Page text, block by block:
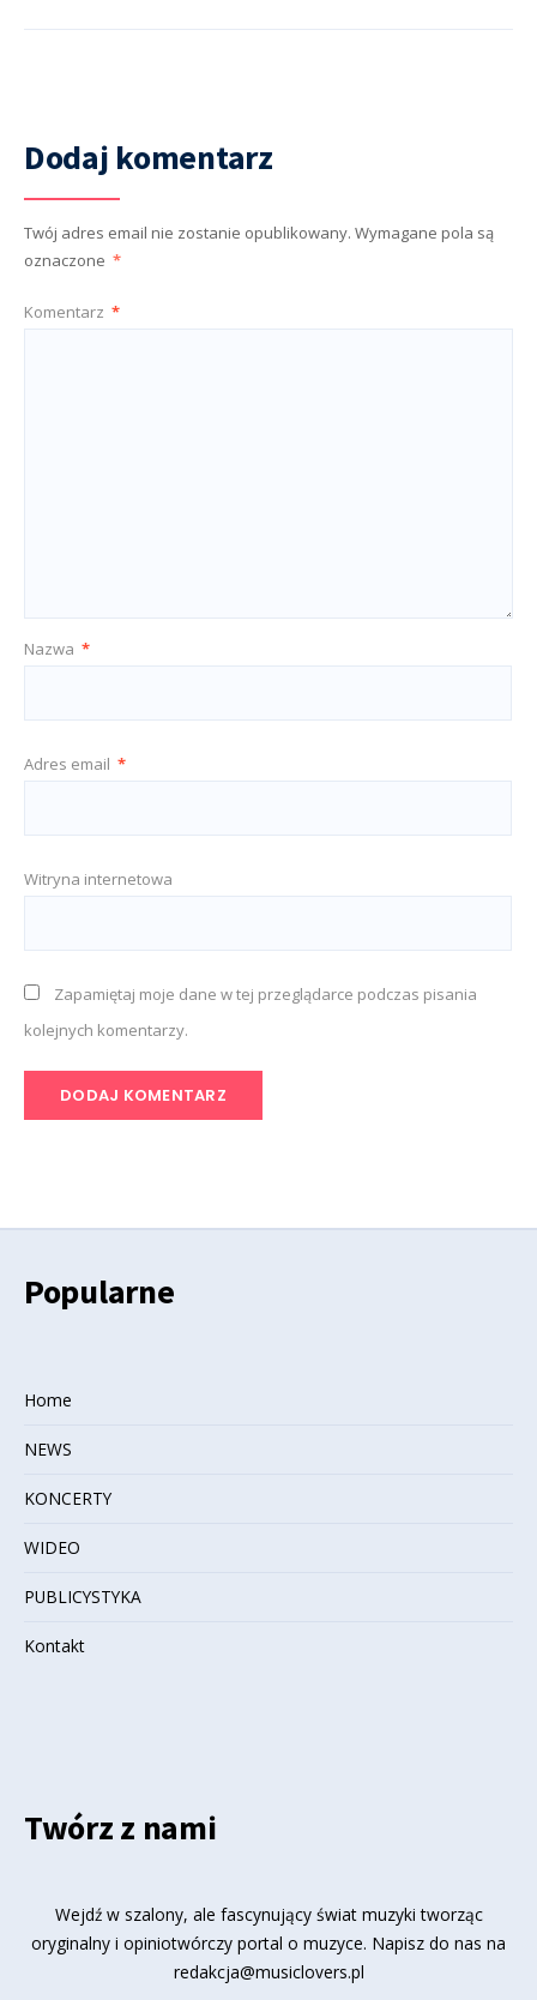
Dodaj komentarz
Twój adres email nie zostanie opublikowany. Wymagane pola są
oznaczone *
Komentarz *
Nazwa *
Adres email *
Witryna internetowa
Zapamiętaj moje dane w tej przeglądarce podczas pisania
kolejnych komentarzy.
Popularne
Home
NEWS
KONCERTY
WIDEO
PUBLICYSTYKA
Kontakt
Twórz z nami
Wejdź w szalony, ale fascynujący świat muzyki tworząc
oryginalny i opiniotwórczy portal o muzyce. Napisz do nas na
redakcja@musiclovers.pl